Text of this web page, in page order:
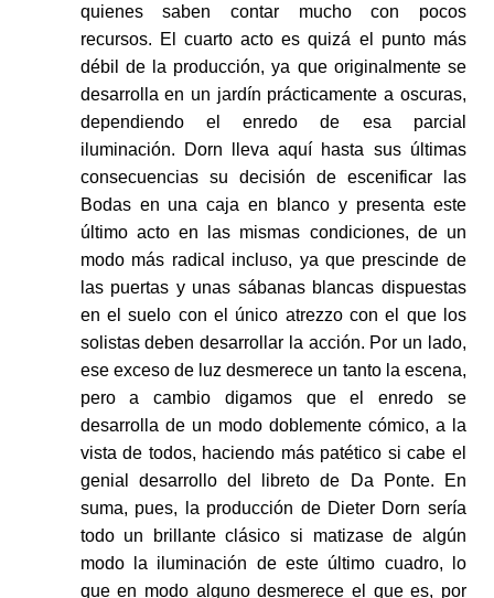
quienes saben contar mucho con pocos
recursos. El cuarto acto es quizá el punto más
débil de la producción, ya que originalmente se
desarrolla en un jardín prácticamente a oscuras,
dependiendo el enredo de esa parcial
iluminación. Dorn lleva aquí hasta sus últimas
consecuencias su decisión de escenificar las
Bodas en una caja en blanco y presenta este
último acto en las mismas condiciones, de un
modo más radical incluso, ya que prescinde de
las puertas y unas sábanas blancas dispuestas
en el suelo con el único atrezzo con el que los
solistas deben desarrollar la acción. Por un lado,
ese exceso de luz desmerece un tanto la escena,
pero a cambio digamos que el enredo se
desarrolla de un modo doblemente cómico, a la
vista de todos, haciendo más patético si cabe el
genial desarrollo del libreto de Da Ponte. En
suma, pues, la producción de Dieter Dorn sería
todo un brillante clásico si matizase de algún
modo la iluminación de este último cuadro, lo
que en modo alguno desmerece el que es, por